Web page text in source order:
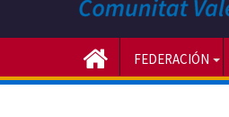
FEDERACIÓN